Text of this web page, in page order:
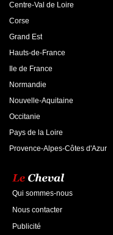
Centre-Val de Loire
Corse
Grand Est
Hauts-de-France
Ile de France
Normandie
Nouvelle-Aquitaine
Occitanie
Pays de la Loire
Provence-Alpes-Côtes d'Azur
Qui sommes-nous
Nous contacter
Publicité